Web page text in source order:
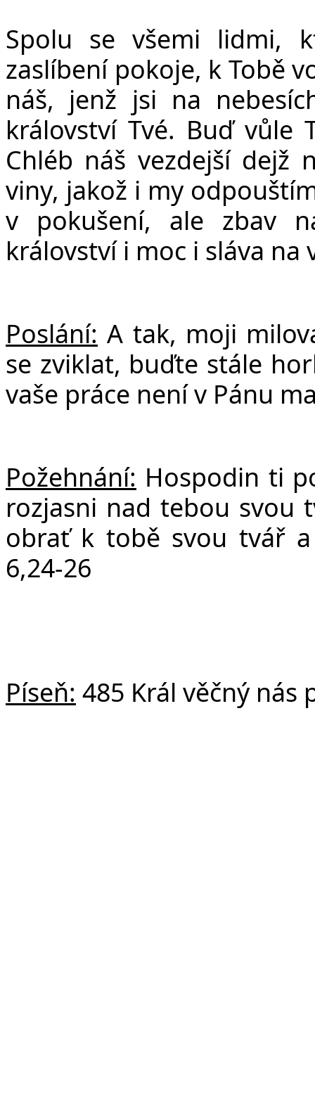
Spolu se všemi lidmi,
zaslíbení pokoje, k Tobě
náš, jenž jsi na
království Tvé. Buďvůle
Chléb náš vezdejší dejž
viny, jakož i my odpouš
v pokušení, ale zbav
království i moc i sláva na
Poslání: A tak, moji
se zviklat, buďte stále
vaše práce není v Pánu
Požehnání: Hospodin ti
rozjasni nad tebou svou
obrať k tobě svou tvář
6,24-26
Píseň: 485 Král věčný nás